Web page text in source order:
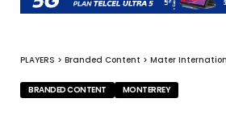
PLAYERS > Branded Content > Mater International Institute es
BRANDED CONTENT MONTERREY